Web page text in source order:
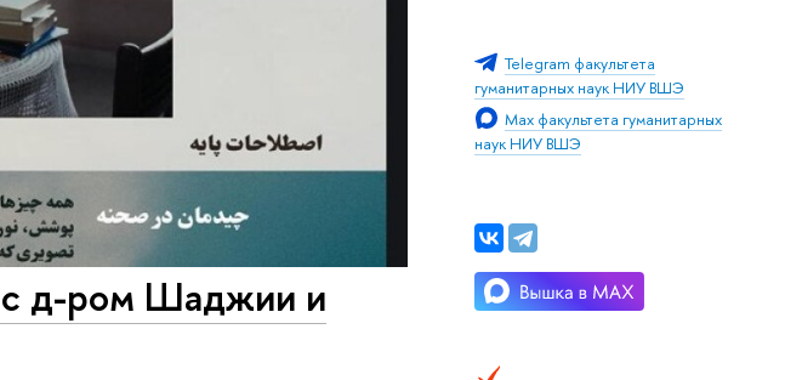
Telegram факультета
гуманитарных наук НИУ ВШЭ
Мах факультета гуманитарных
наук НИУ ВШЭ
с д-ром Шаджии и